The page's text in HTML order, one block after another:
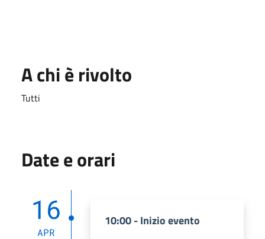
A chi è rivolto
Tutti
Date e orari
16
APR
10:00 - Inizio evento